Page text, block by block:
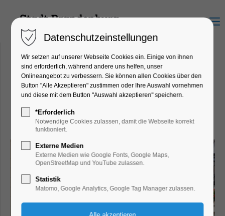
Menu
GEERS Hörgeräte
Hauptstraße 42, 14776
Brandenburg an der Havel
Datenschutzeinstellungen
Wir setzen auf unserer Webseite Cookies ein. Einige von ihnen
sind erforderlich, während andere uns helfen, unser
Onlineangebot zu verbessern. Sie können allen Cookies über den
Button "Alle Akzeptieren" zustimmen oder Ihre Auswahl vornehmen
und diese mit dem Button "Auswahl akzeptieren" speichern.
*Erforderlich
Notwendige Cookies zulassen, damit die Webseite korrekt
funktioniert.
Externe Medien
Externe Medien wie Google Fonts, Google Maps,
OpenStreetMap und YouTube zulassen.
Statistik
Matomo, Google Analytics, Google Tag Manager zulassen.